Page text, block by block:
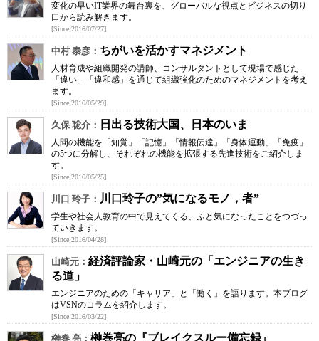
変化の早いIT業界の舞台裏を、グローバルな視点とビジネスの切り
口から読み解きます。
[Since 2016/07/27]
中村 泰彦： ちがいを活かすマネジメント
人材育成や組織開発の講師、コンサルタントとして現場で感じた
「違い」「違和感」を通じて組織強化のためのマネジメントを考え
ます。
[Since 2016/05/29]
久保 聡介： 日出る技術大国、日本のいま
人間の機能を「知覚」「記憶」「情報伝達」「身体運動」「免疫」
の5つに分解し、それぞれの機能を拡張する先進技術をご紹介しま
す。
[Since 2016/05/25]
川口 玲子： 川口玲子の”気になるモノ，者”
学生や社会人教育の中で見えてくる、ふと気になったことをつづっ
ていきます。
[Since 2016/04/28]
山崎元： 経済評論家・山崎元の「エンジニアの生き
る道」
エンジニアのための「キャリア」と「働く」を語ります。本ブログ
はVSNのコラムを紹介します。
[Since 2016/03/22]
榊巻 亮： 榊巻亮の『ブレイクスルー備忘録』